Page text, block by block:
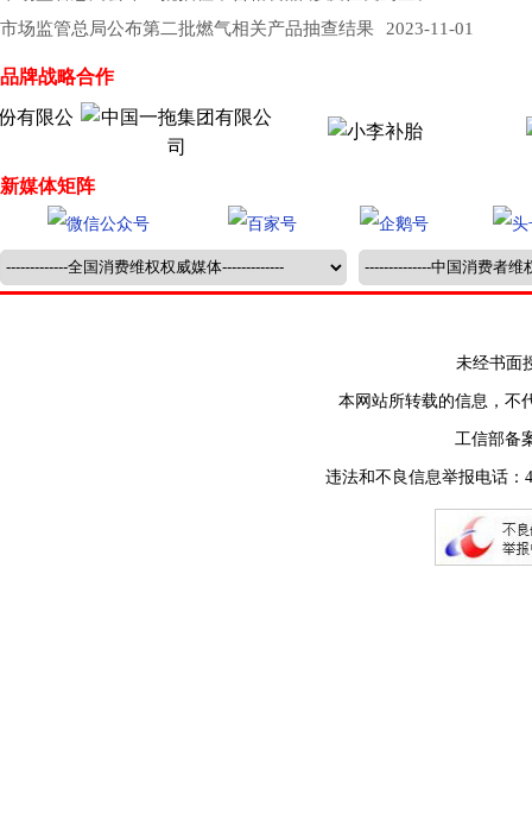
市场监管总局公布第二批燃气相关产品抽查结果 2023-11-01
品牌战略合作
新媒体矩阵
未经书面
本网站所转载的信息，不
工信部备
违法和不良信息举报电话